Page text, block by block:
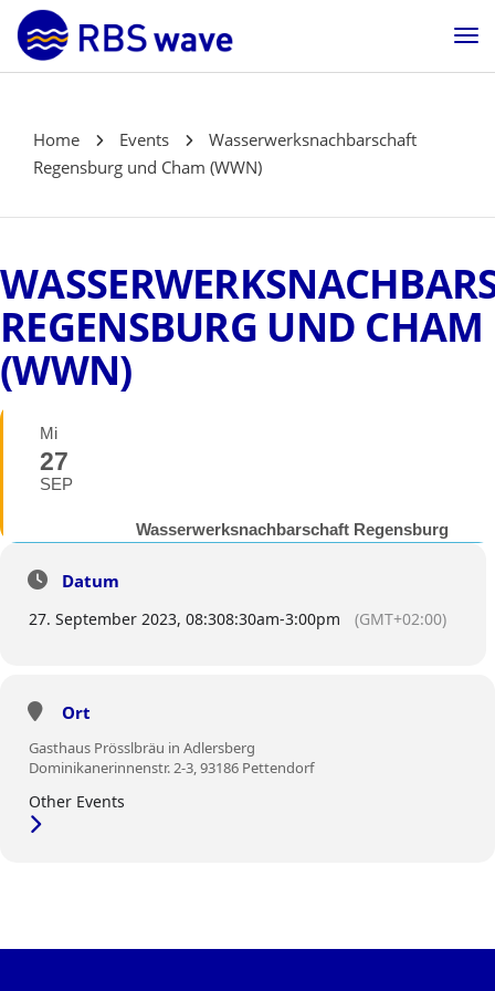
Home Events
Wasserwerksnachbarschaft
Regensburg und Cham (WWN)
REGENSBURG UND CHAM
(WWN)
Mi
27
SEP
Wasserwerksnachbarschaft Regensburg
und Cham (WWN)
Datum
27. September 2023, 08:308:30am-3:00pm (GMT+02:00)
Ort
Gasthaus Prösslbräu in Adlersberg
Dominikanerinnenstr. 2-3, 93186 Pettendorf
Other Events